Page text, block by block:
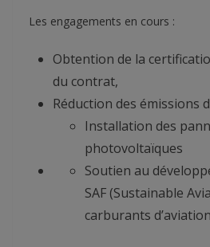
Les engagements en cours :
Obtention de la
du contrat,
Réduction des émissions
Installation des
photovoltaïques
Soutien au
SAF (Sustainable
carburants